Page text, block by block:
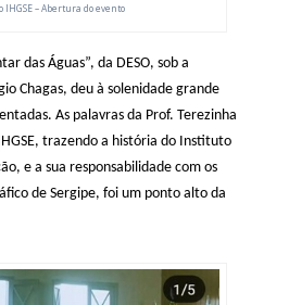
IHGSE – Abertura do evento
das Águas”, da DESO, sob a
Chagas, deu à solenidade grande
As palavras da Prof. Terezinha
trazendo a história do Instituto
e a sua responsabilidade com os
de Sergipe, foi um ponto alto da